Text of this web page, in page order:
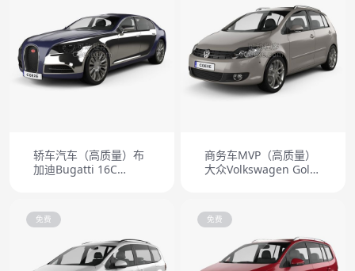
轿车汽车（高质量）布
加迪Bugatti 16C
商务车MVP（高质量）
大众Volkswagen Golf
免费 免费